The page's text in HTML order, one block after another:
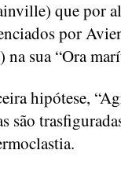
que por
por
na sua “Ora
hipótese,
são